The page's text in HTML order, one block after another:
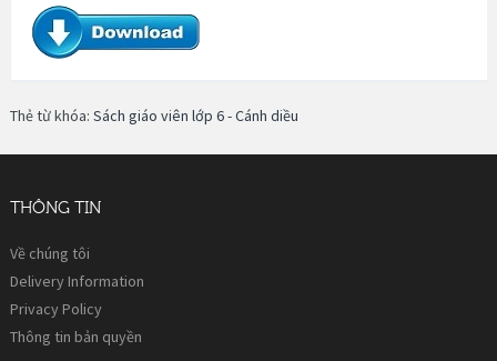
Thẻ từ khóa: Sách giáo viên lớp 6 - Cánh diều
THÔNG TIN
Về chúng tôi
Delivery Information
Privacy Policy
Thông tin bản quyền